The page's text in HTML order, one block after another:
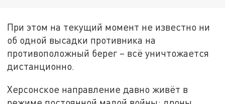
При этом на текущий момент не известно ни
об одной высадки противника на
противоположный берег – всё уничтожается
дистанционно.
Херсонское направление давно живёт в